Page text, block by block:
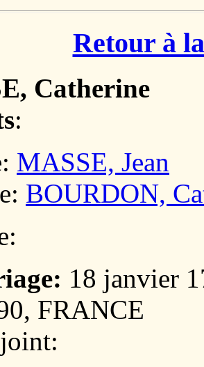
Retour à
Catherine
:
MASSE, Jean
BOURDON,
18 janvier
FRANCE